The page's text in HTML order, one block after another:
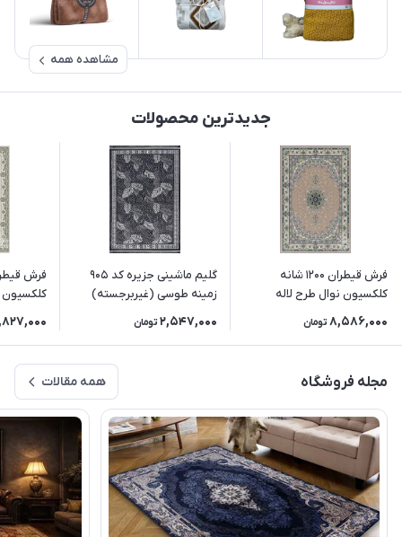
مشاهده همه
جدیدترین محصولات
فرش قیطران 1200 شانه
کلکسیون نوال طرح لاله
(رنگبندی متنوع)
8,586,000 تومان
گلیم ماشینی جزیره کد 905
زمینه طوسی (غیربرجسته)
2,547,000 تومان
کلکسیون
مجله فروشگاه همه مقالات